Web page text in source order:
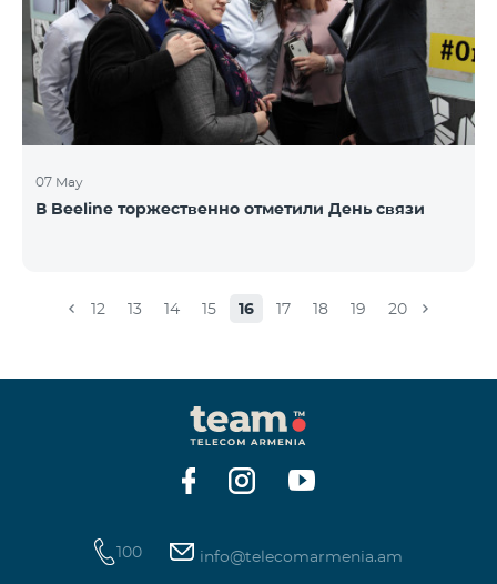
07 May
В Beeline торжественно отметили День связи
12 13 14 15 16 17 18 19 20
100 info@telecomarmenia.am